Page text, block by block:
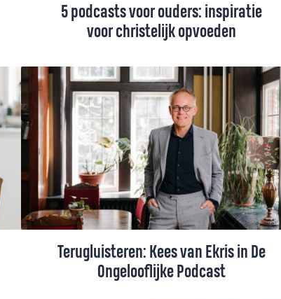
5 podcasts voor ouders: inspiratie
voor christelijk opvoeden
In een tijd waarin kinderen worden
overspoeld met prikkels en meningen, kan
geloofsopvoeding best een uitdaging zijn.
Gelukkig bestaan er genoeg christelijke
podcasts die niet alleen inspireren, maar
ook lekker relativeren. Want eerlijk:
niemand heeft hét perfecte recept voor
geloofsopvoeding - maar je hoeft het
gelukkig niet alleen te doen.
Terugluisteren: Kees van Ekris in De
Ongelooflijke Podcast